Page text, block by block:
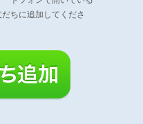
ちに追加してくださ